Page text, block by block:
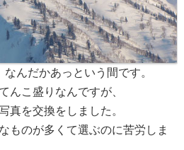
んだかあっという間です。
んこ盛りなんですが、
真を交換をしました。
ものが多くて選ぶのに苦労しま